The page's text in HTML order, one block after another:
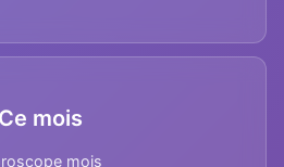
Ce mois
mois